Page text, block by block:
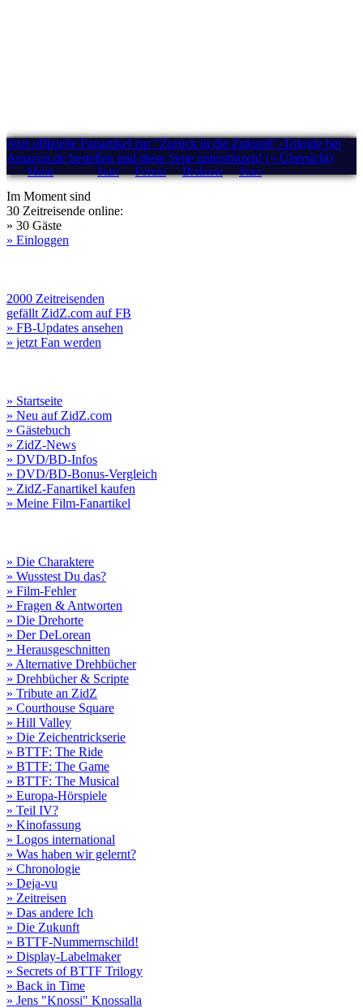
Jetzt offizielle Fanartikel zur "Zurück in die Zukunft"-Trilogie bei
Amazon.de bestellen und diese Seite unterstützen! (» Übersicht)
Menü Start Forum Drehorte Stars
Im Moment sind
30 Zeitreisende online:
» 30 Gäste
» Einloggen
2000 Zeitreisenden
gefällt ZidZ.com auf FB
» FB-Updates ansehen
» jetzt Fan werden
» Startseite
» Neu auf ZidZ.com
» Gästebuch
» ZidZ-News
» DVD/BD-Infos
» DVD/BD-Bonus-Vergleich
» ZidZ-Fanartikel kaufen
» Meine Film-Fanartikel
» Die Charaktere
» Wusstest Du das?
» Film-Fehler
» Fragen & Antworten
» Die Drehorte
» Der DeLorean
» Herausgeschnitten
» Alternative Drehbücher
» Drehbücher & Scripte
» Tribute an ZidZ
» Courthouse Square
» Hill Valley
» Die Zeichentrickserie
» BTTF: The Ride
» BTTF: The Game
» BTTF: The Musical
» Europa-Hörspiele
» Teil IV?
» Kinofassung
» Logos international
» Was haben wir gelernt?
» Chronologie
» Deja-vu
» Zeitreisen
» Das andere Ich
» Die Zukunft
» BTTF-Nummernschild!
» Display-Labelmaker
» Secrets of BTTF Trilogy
» Back in Time
» Jens "Knossi" Knossalla